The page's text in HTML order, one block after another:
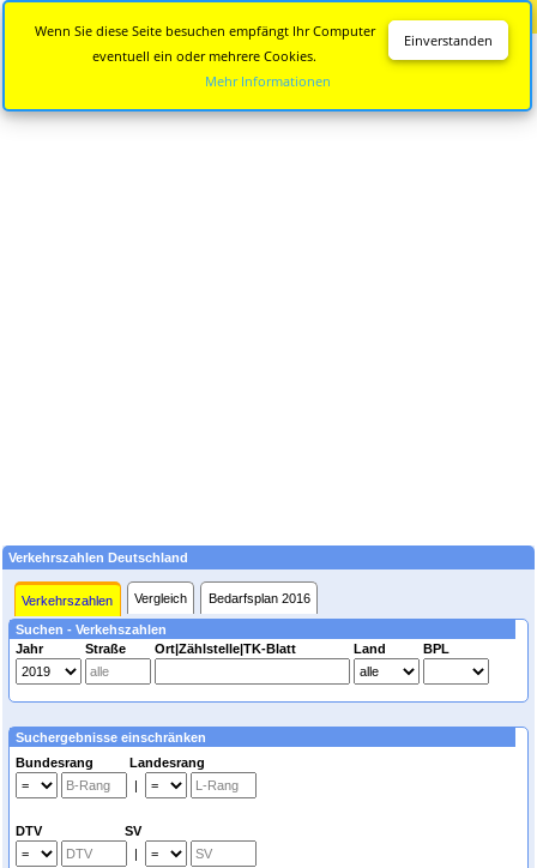
Verkehrszahlen Deutschland
Verkehrszahlen Vergleich Bedarfsplan 2016
Suchen - Verkehszahlen
Jahr
Straße Ort|Zählstelle|TK-Blatt Land BPL
Suchergebnisse einschränken
Bundesrang Landesrang
|
DTV SV
|
Einverstanden
Wenn Sie diese Seite besuchen empfängt Ihr Computer
eventuell ein oder mehrere Cookies.
Mehr Informationen